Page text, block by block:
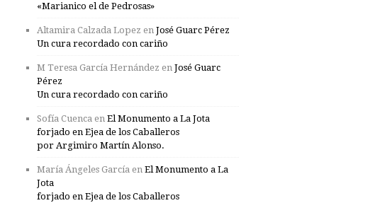
«Marianico el de Pedrosas»
Altamira Calzada Lopez en José Guarc Pérez
Un cura recordado con cariño
M Teresa García Hernández en José Guarc
Pérez
Un cura recordado con cariño
Sofía Cuenca en El Monumento a La Jota
forjado en Ejea de los Caballeros
por Argimiro Martín Alonso.
María Ángeles García en El Monumento a La
Jota
forjado en Ejea de los Caballeros